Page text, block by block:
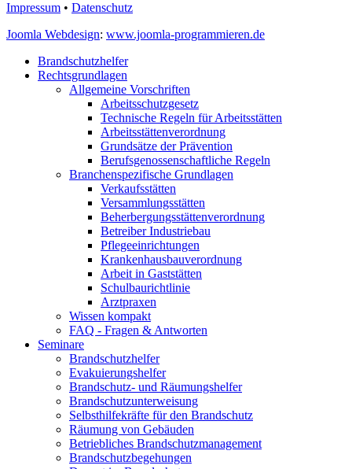
Impressum • Datenschutz
Joomla Webdesign: www.joomla-programmieren.de
Brandschutzhelfer
Rechtsgrundlagen
Allgemeine Vorschriften
Arbeitsschutzgesetz
Technische Regeln für Arbeitsstätten
Arbeitsstättenverordnung
Grundsätze der Prävention
Berufsgenossenschaftliche Regeln
Branchenspezifische Grundlagen
Verkaufsstätten
Versammlungsstätten
Beherbergungsstättenverordnung
Betreiber Industriebau
Pflegeeinrichtungen
Krankenhausbauverordnung
Arbeit in Gaststätten
Schulbaurichtlinie
Arztpraxen
Wissen kompakt
FAQ - Fragen & Antworten
Seminare
Brandschutzhelfer
Evakuierungshelfer
Brandschutz- und Räumungshelfer
Brandschutzunterweisung
Selbsthilfekräfte für den Brandschutz
Räumung von Gebäuden
Betriebliches Brandschutzmanagement
Brandschutzbegehungen